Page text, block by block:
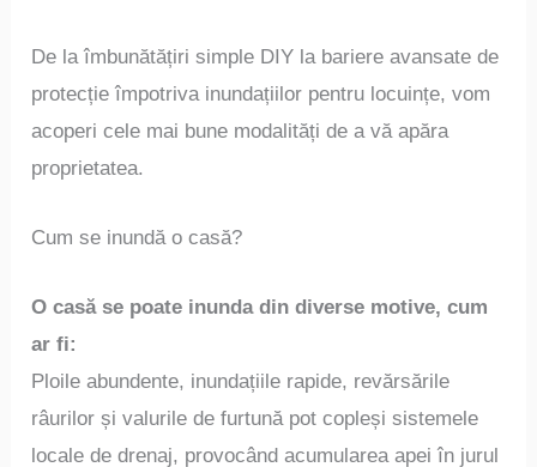
De la îmbunătățiri simple DIY la bariere avansate de
protecție împotriva inundațiilor pentru locuințe, vom
acoperi cele mai bune modalități de a vă apăra
proprietatea.
Cum se inundă o casă?
O casă se poate inunda din diverse motive, cum
ar fi:
Ploile abundente, inundațiile rapide, revărsările
râurilor și valurile de furtună pot copleși sistemele
locale de drenaj, provocând acumularea apei în jurul